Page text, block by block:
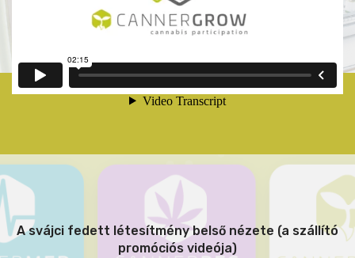
A svájci fedett létesítmény belső nézete (a szállító
promóciós videója)